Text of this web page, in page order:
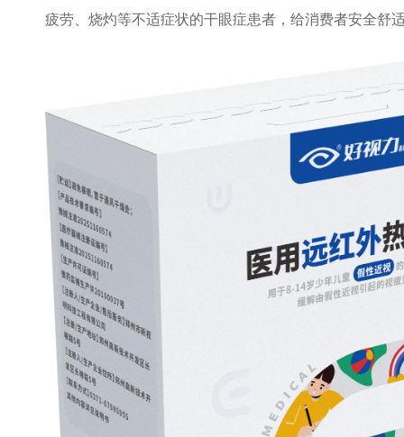
疲劳、烧灼等不适症状的干眼症患者，给消费者安全舒